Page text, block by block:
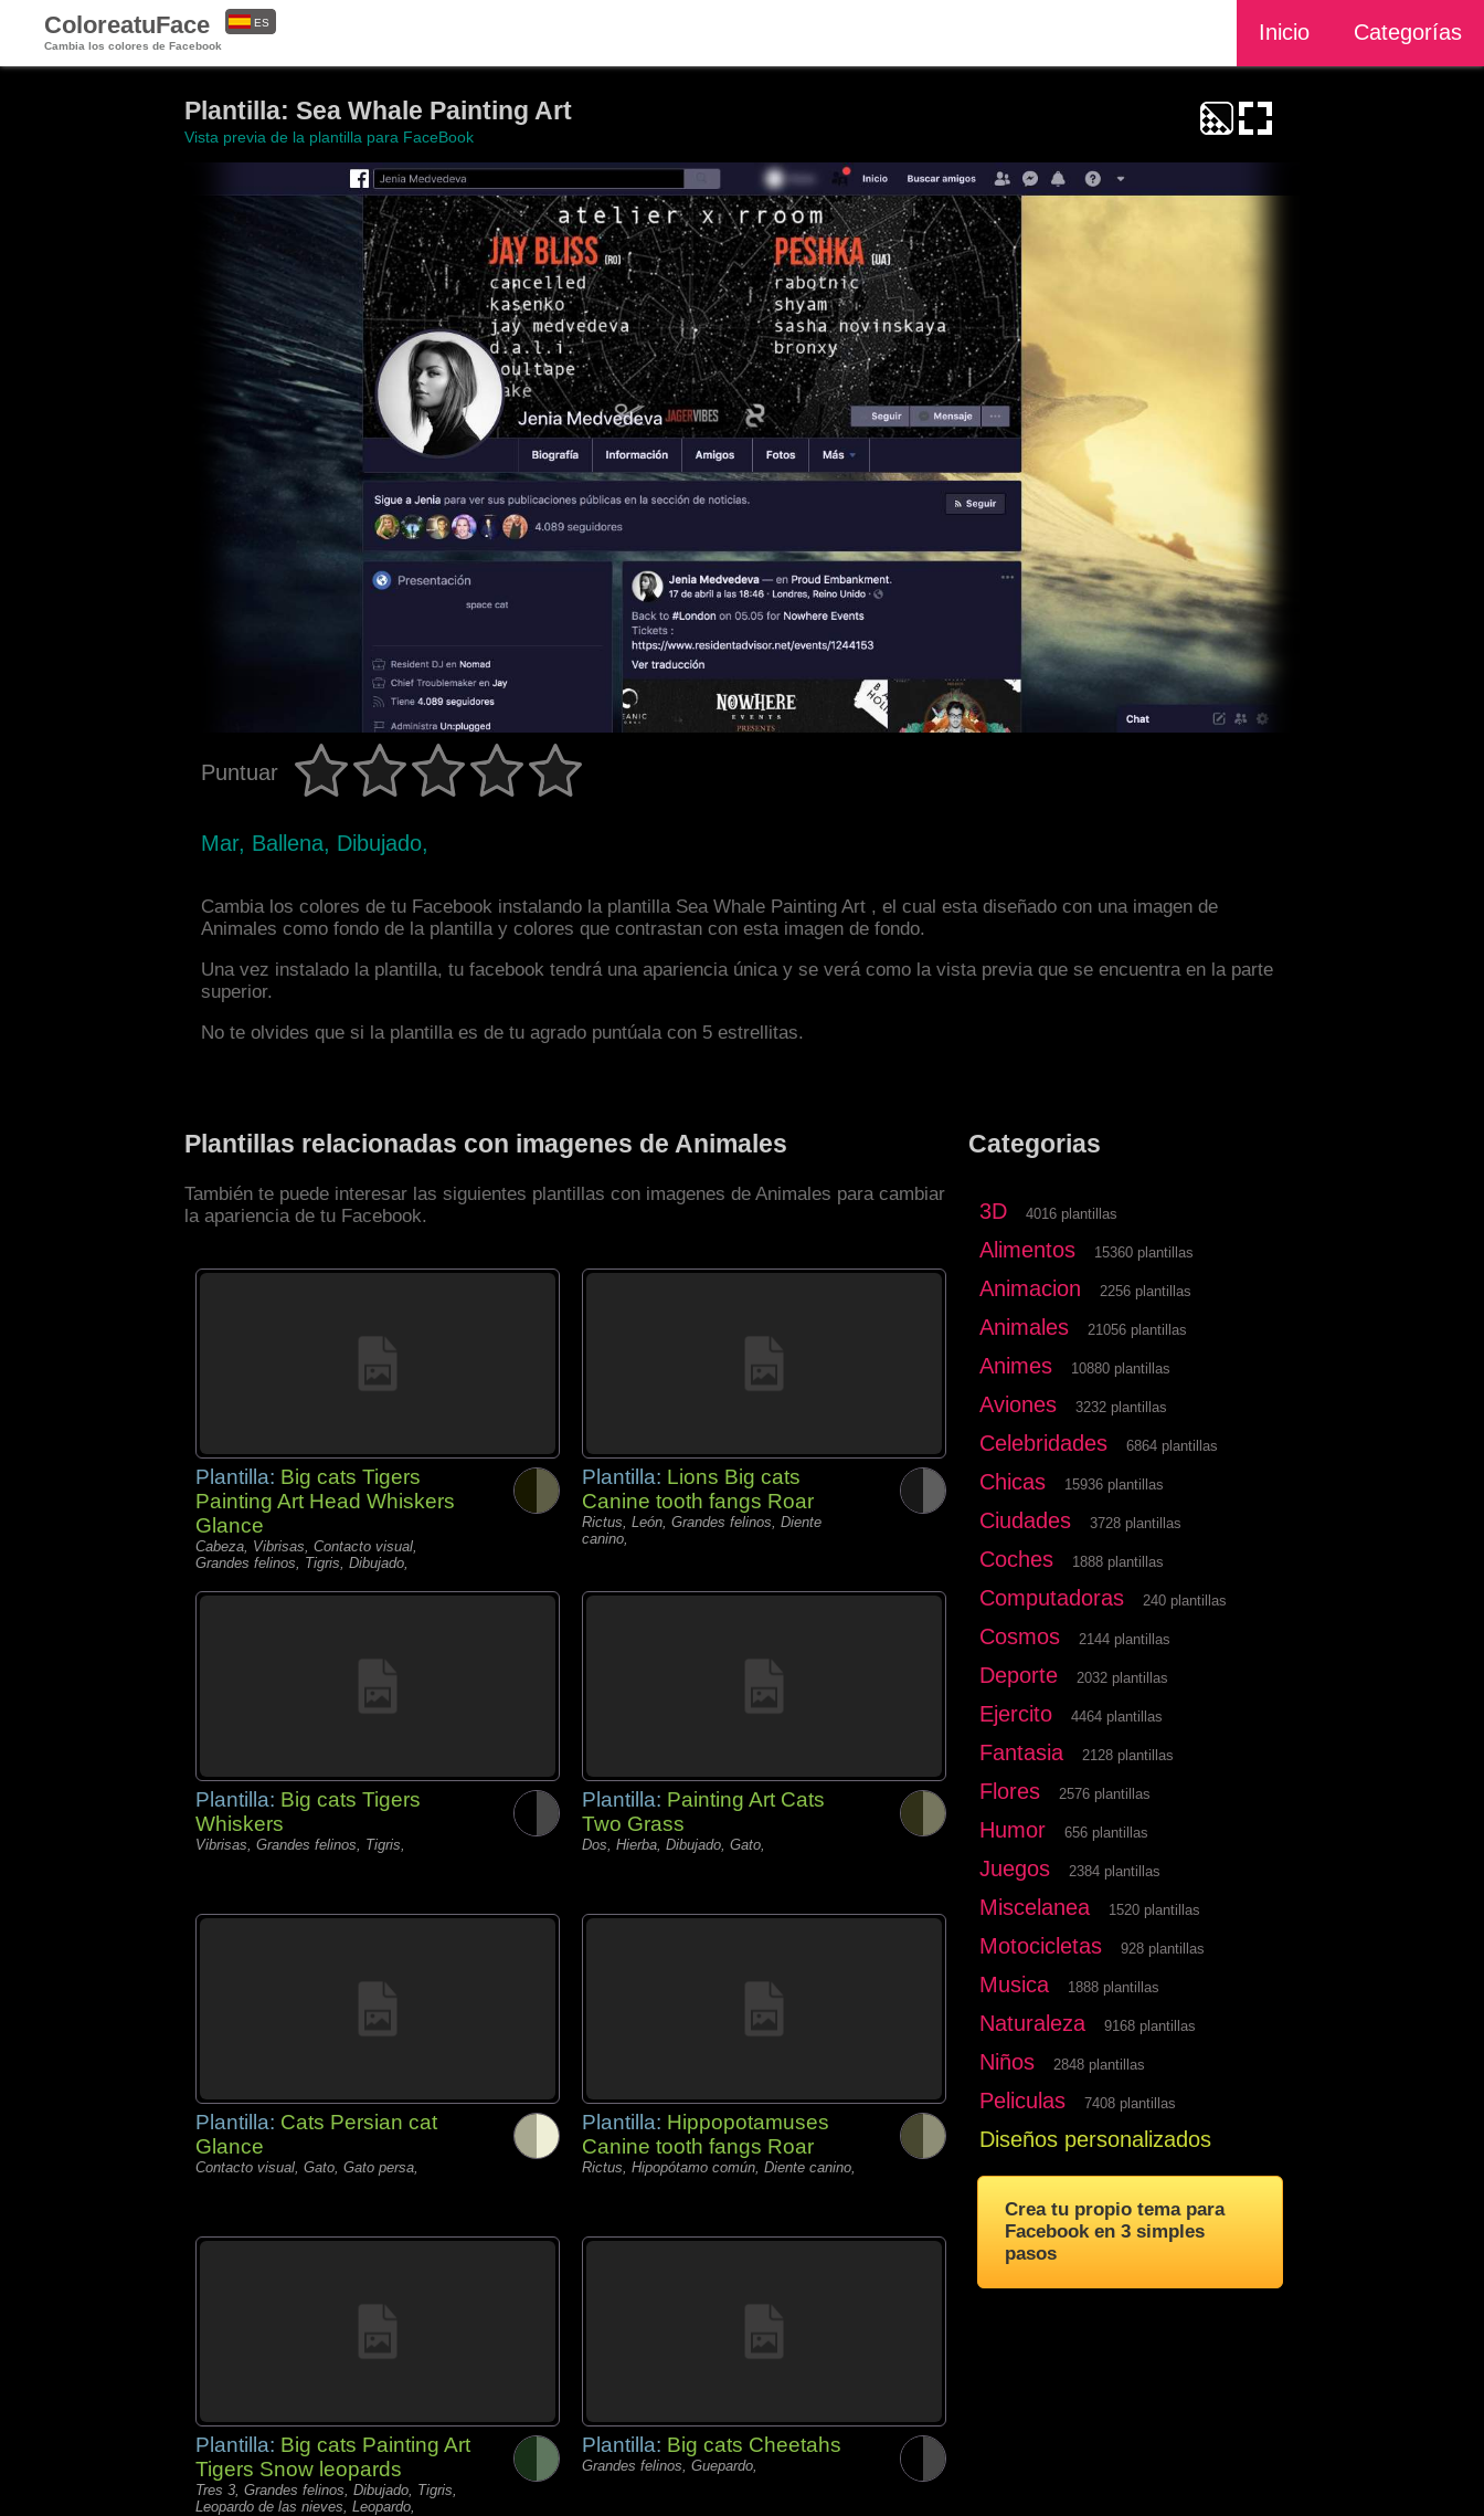
ColoreatuFace
Cambia los colores de Facebook
Inicio Categorías
ES
Plantilla: Sea Whale Painting Art
Vista previa de la plantilla para FaceBook
Puntuar
Mar, Ballena, Dibujado,
Cambia los colores de tu Facebook instalando la plantilla Sea Whale Painting Art , el cual esta diseñado con una imagen de
Animales como fondo de la plantilla y colores que contrastan con esta imagen de fondo.
Una vez instalado la plantilla, tu facebook tendrá una apariencia única y se verá como la vista previa que se encuentra en la parte
superior.
No te olvides que si la plantilla es de tu agrado puntúala con 5 estrellitas.
Plantillas relacionadas con imagenes de Animales
También te puede interesar las siguientes plantillas con imagenes de Animales para cambiar
la apariencia de tu Facebook.
Plantilla: Big cats Tigers
Painting Art Head Whiskers
Glance
Cabeza, Vibrisas, Contacto visual,
Grandes felinos, Tigris, Dibujado,
Plantilla: Lions Big cats
Canine tooth fangs Roar
Rictus, León, Grandes felinos, Diente
canino,
Plantilla: Big cats Tigers
Whiskers
Vibrisas, Grandes felinos, Tigris,
Plantilla: Painting Art Cats
Two Grass
Dos, Hierba, Dibujado, Gato,
Plantilla: Cats Persian cat
Glance
Contacto visual, Gato, Gato persa,
Plantilla: Hippopotamuses
Canine tooth fangs Roar
Rictus, Hipopótamo común, Diente canino,
Plantilla: Big cats Painting Art
Tigers Snow leopards
Tres 3, Grandes felinos, Dibujado, Tigris,
Leopardo de las nieves, Leopardo,
Plantilla: Big cats Cheetahs
Grandes felinos, Guepardo,
Categorias
3D 4016 plantillas
Alimentos 15360 plantillas
Animacion 2256 plantillas
Animales 21056 plantillas
Animes 10880 plantillas
Aviones 3232 plantillas
Celebridades 6864 plantillas
Chicas 15936 plantillas
Ciudades 3728 plantillas
Coches 1888 plantillas
Computadoras 240 plantillas
Cosmos 2144 plantillas
Deporte 2032 plantillas
Ejercito 4464 plantillas
Fantasia 2128 plantillas
Flores 2576 plantillas
Humor 656 plantillas
Juegos 2384 plantillas
Miscelanea 1520 plantillas
Motocicletas 928 plantillas
Musica 1888 plantillas
Naturaleza 9168 plantillas
Niños 2848 plantillas
Peliculas 7408 plantillas
Diseños personalizados
Crea tu propio tema para
Facebook en 3 simples
pasos